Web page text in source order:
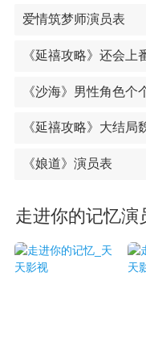
爱情筑梦师演员表
《延禧攻略》还会
《沙海》男性角色
《延禧攻略》大结
《娘道》演员表
走进你的记忆演